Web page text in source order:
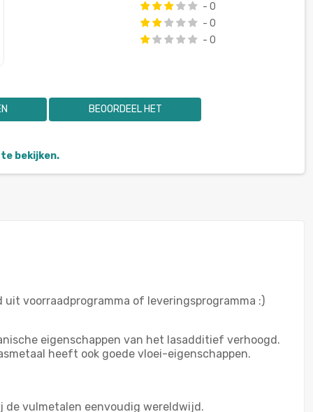
- 0
- 0
- 0
BEOORDEEL HET
bekijken.
voorraadprogramma of leveringsprogramma :)
eigenschappen van het lasadditief verhoogd.
heeft ook goede vloei-eigenschappen.
de vulmetalen eenvoudig wereldwijd.